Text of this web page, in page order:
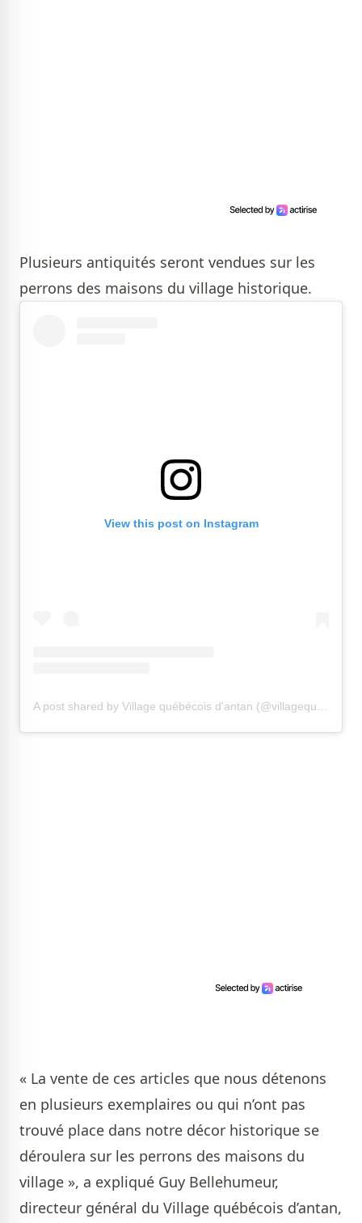
Plusieurs antiquités seront vendues sur les
perrons des maisons du village historique.
View this post on Instagram
A post shared by Village québécois d'antan (@villagequebecois)
« La vente de ces articles que nous détenons
en plusieurs exemplaires ou qui n’ont pas
trouvé place dans notre décor historique se
déroulera sur les perrons des maisons du
village », a expliqué Guy Bellehumeur,
directeur général du Village québécois d’antan,